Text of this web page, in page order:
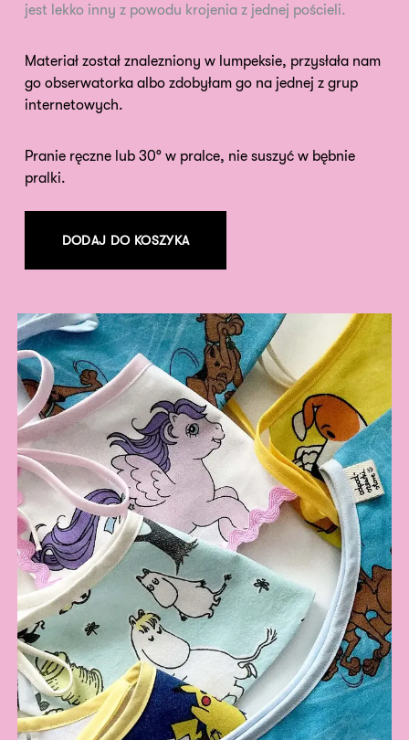
jest lekko inny z powodu krojenia z jednej pościeli.
Materiał został znalezniony w lumpeksie, przysłała nam
go obserwatorka albo zdobyłam go na jednej z grup
internetowych.
Pranie ręczne lub 30° w pralce, nie suszyć w bębnie
pralki.
DODAJ DO KOSZYKA